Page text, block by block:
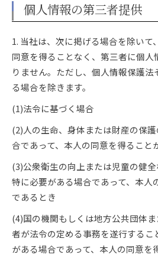
個人情報の第三者提供
1. 当社は、次に掲げる場合を除いて
同意を得ることなく、第三者に個人
りません。ただし、個人情報保護
る場合を除きます。
(1)法令に基づく場合
(2)人の生命、身体または財産の保
合であって、本人の同意を得ること
(3)公衆衛生の向上または児童の健
特に必要がある場合であって、本人
であるとき
(4)国の機関もしくは地方公共団体
者が法令の定める事務を遂行するこ
がある場合であって、本人の同意を